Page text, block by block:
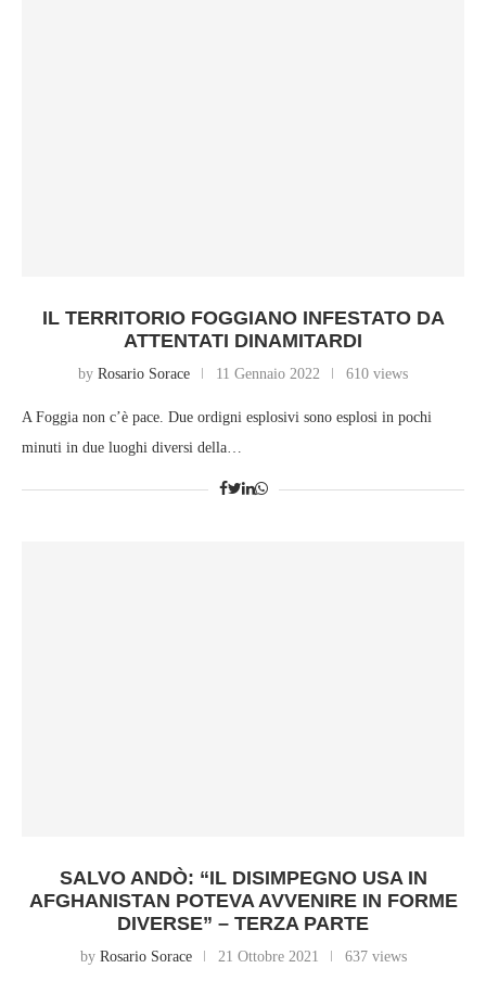
IL TERRITORIO FOGGIANO INFESTATO DA
ATTENTATI DINAMITARDI
by Rosario Sorace 11 Gennaio 2022 610 views
A Foggia non c’è pace. Due ordigni esplosivi sono esplosi in pochi
minuti in due luoghi diversi della…
SALVO ANDÒ: “IL DISIMPEGNO USA IN
AFGHANISTAN POTEVA AVVENIRE IN FORME
DIVERSE” – TERZA PARTE
by Rosario Sorace 21 Ottobre 2021 637 views